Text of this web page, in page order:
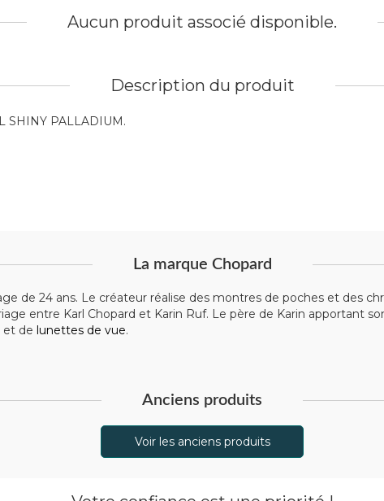
Description du produit
SHINY PALLADIUM.
La marque Chopard
de 24 ans. Le créateur réalise des montres de poches et des
entre Karl Chopard et Karin Ruf. Le père de Karin apportant
et de lunettes de vue.
Aucun produit associé disponible.
Anciens produits
Voir les anciens produits